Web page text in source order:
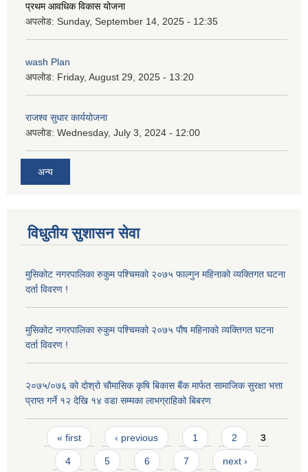
प्रथम आवधिक विकास योजना
अपलोड: Sunday, September 14, 2025 - 12:35
wash Plan
अपलोड: Friday, August 29, 2025 - 13:20
राजश्व सुधार कार्ययोजना
अपलोड: Wednesday, July 3, 2024 - 12:00
अन्य
विधुतीय सुशासन सेवा
मुसिकोट नगरपालिका रुकुम पश्चिमको २०७५ फाल्गुन महिनाको व्यक्तिगत घटना
दर्ता विवरण !
मुसिकोट नगरपालिका रुकुम पश्चिमको २०७५ पौष महिनाको व्यक्तिगत घटना
दर्ता विवरण !
२०७५/०७६ को दोश्रो चौमासिक कृषि बिकास बैंक मार्फत सामाजिक सुरक्षा भत्ता
प्राप्त गर्ने १२ देखि १४ वडा सम्मका लाभग्राहिको बिबरण
Pages
« first ‹ previous 1 2 3
4 5 6 7 next ›